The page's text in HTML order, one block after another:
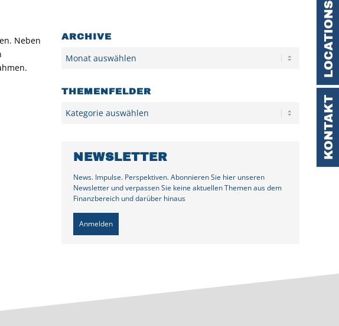
LOCATIONS
KONTAKT
Neben
ARCHIVE
THEMENFELDER
NEWSLETTER
News. Impulse. Perspektiven. Abonnieren Sie hier unseren
Newsletter und verpassen Sie keine aktuellen Themen aus dem
Finanzbereich und darüber hinaus
Anmelden